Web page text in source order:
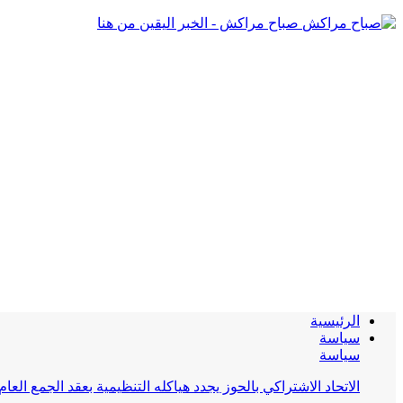
صباح مراكش - الخبر اليقين من هنا
الرئيسية
سياسة
سياسة
الاتحاد الاشتراكي بالحوز يجدد هياكله التنظيمية بعقد الجمع